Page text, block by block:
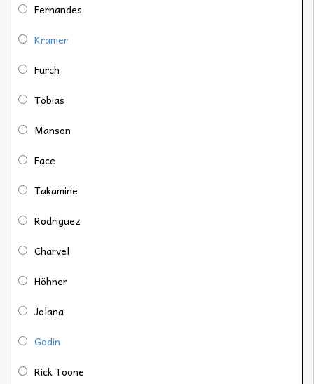
Fernandes
Kramer
Furch
Tobias
Manson
Face
Takamine
Rodriguez
Charvel
Höhner
Jolana
Godin
Rick Toone